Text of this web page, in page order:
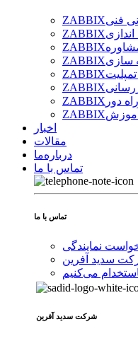
ZABBIXفنی
ZABBIX
ZABBIX
ZABBIXسازی
ZABBIX
ZABBIX
ZABBIX دور
ZABBIX
اخبار
مقالات
درباره‌ما
تماس با ما
تماس با ما
نمایندگی
سدید آفرین
‌می‌کنیم
شرکت سدید‌ آفرین